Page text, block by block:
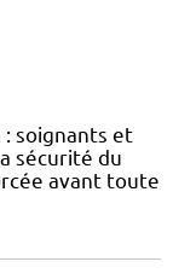
: soignants et
sécurité du
avant toute